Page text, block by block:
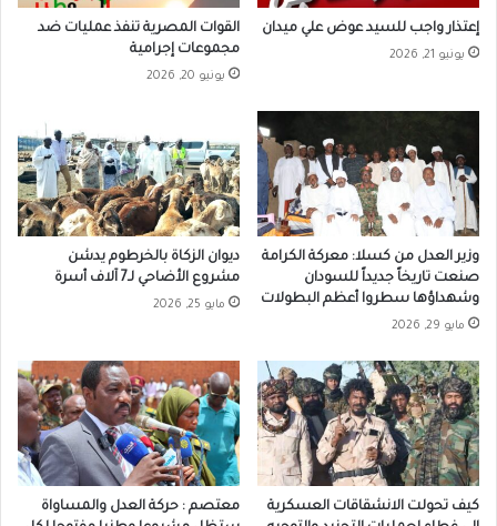
إعتذار واجب للسيد عوض علي ميدان
يونيو 21, 2026
القوات المصرية تنفذ عمليات ضد
مجموعات إجرامية
يونيو 20, 2026
وزير العدل من كسلا: معركة الكرامة
صنعت تاريخاً جديداً للسودان
وشهداؤها سطروا أعظم البطولات
مايو 29, 2026
ديوان الزكاة بالخرطوم يدشن
مشروع الأضاحي لـ7 آلاف أسرة
مايو 25, 2026
كيف تحولت الانشقاقات العسكرية
معتصم : حركة العدل والمساواة